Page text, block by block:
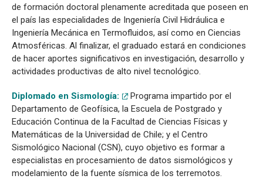
de formación doctoral plenamente acreditada que poseen en
el país las especialidades de Ingeniería Civil Hidráulica e
Ingeniería Mecánica en Termofluidos, así como en Ciencias
Atmosféricas. Al finalizar, el graduado estará en condiciones
de hacer aportes significativos en investigación, desarrollo y
actividades productivas de alto nivel tecnológico.
Diplomado en Sismología:
Programa impartido por el
Departamento de Geofísica, la Escuela de Postgrado y
Educación Continua de la Facultad de Ciencias Físicas y
Matemáticas de la Universidad de Chile; y el Centro
Sismológico Nacional (CSN), cuyo objetivo es formar a
especialistas en procesamiento de datos sismológicos y
modelamiento de la fuente sísmica de los terremotos.